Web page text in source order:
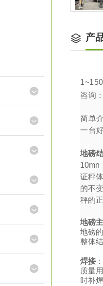
产
1~150
咨询
简单
一台
地磅
10mn
证秤
的不
秤的
地磅
地磅
整体
焊接
质量
时补